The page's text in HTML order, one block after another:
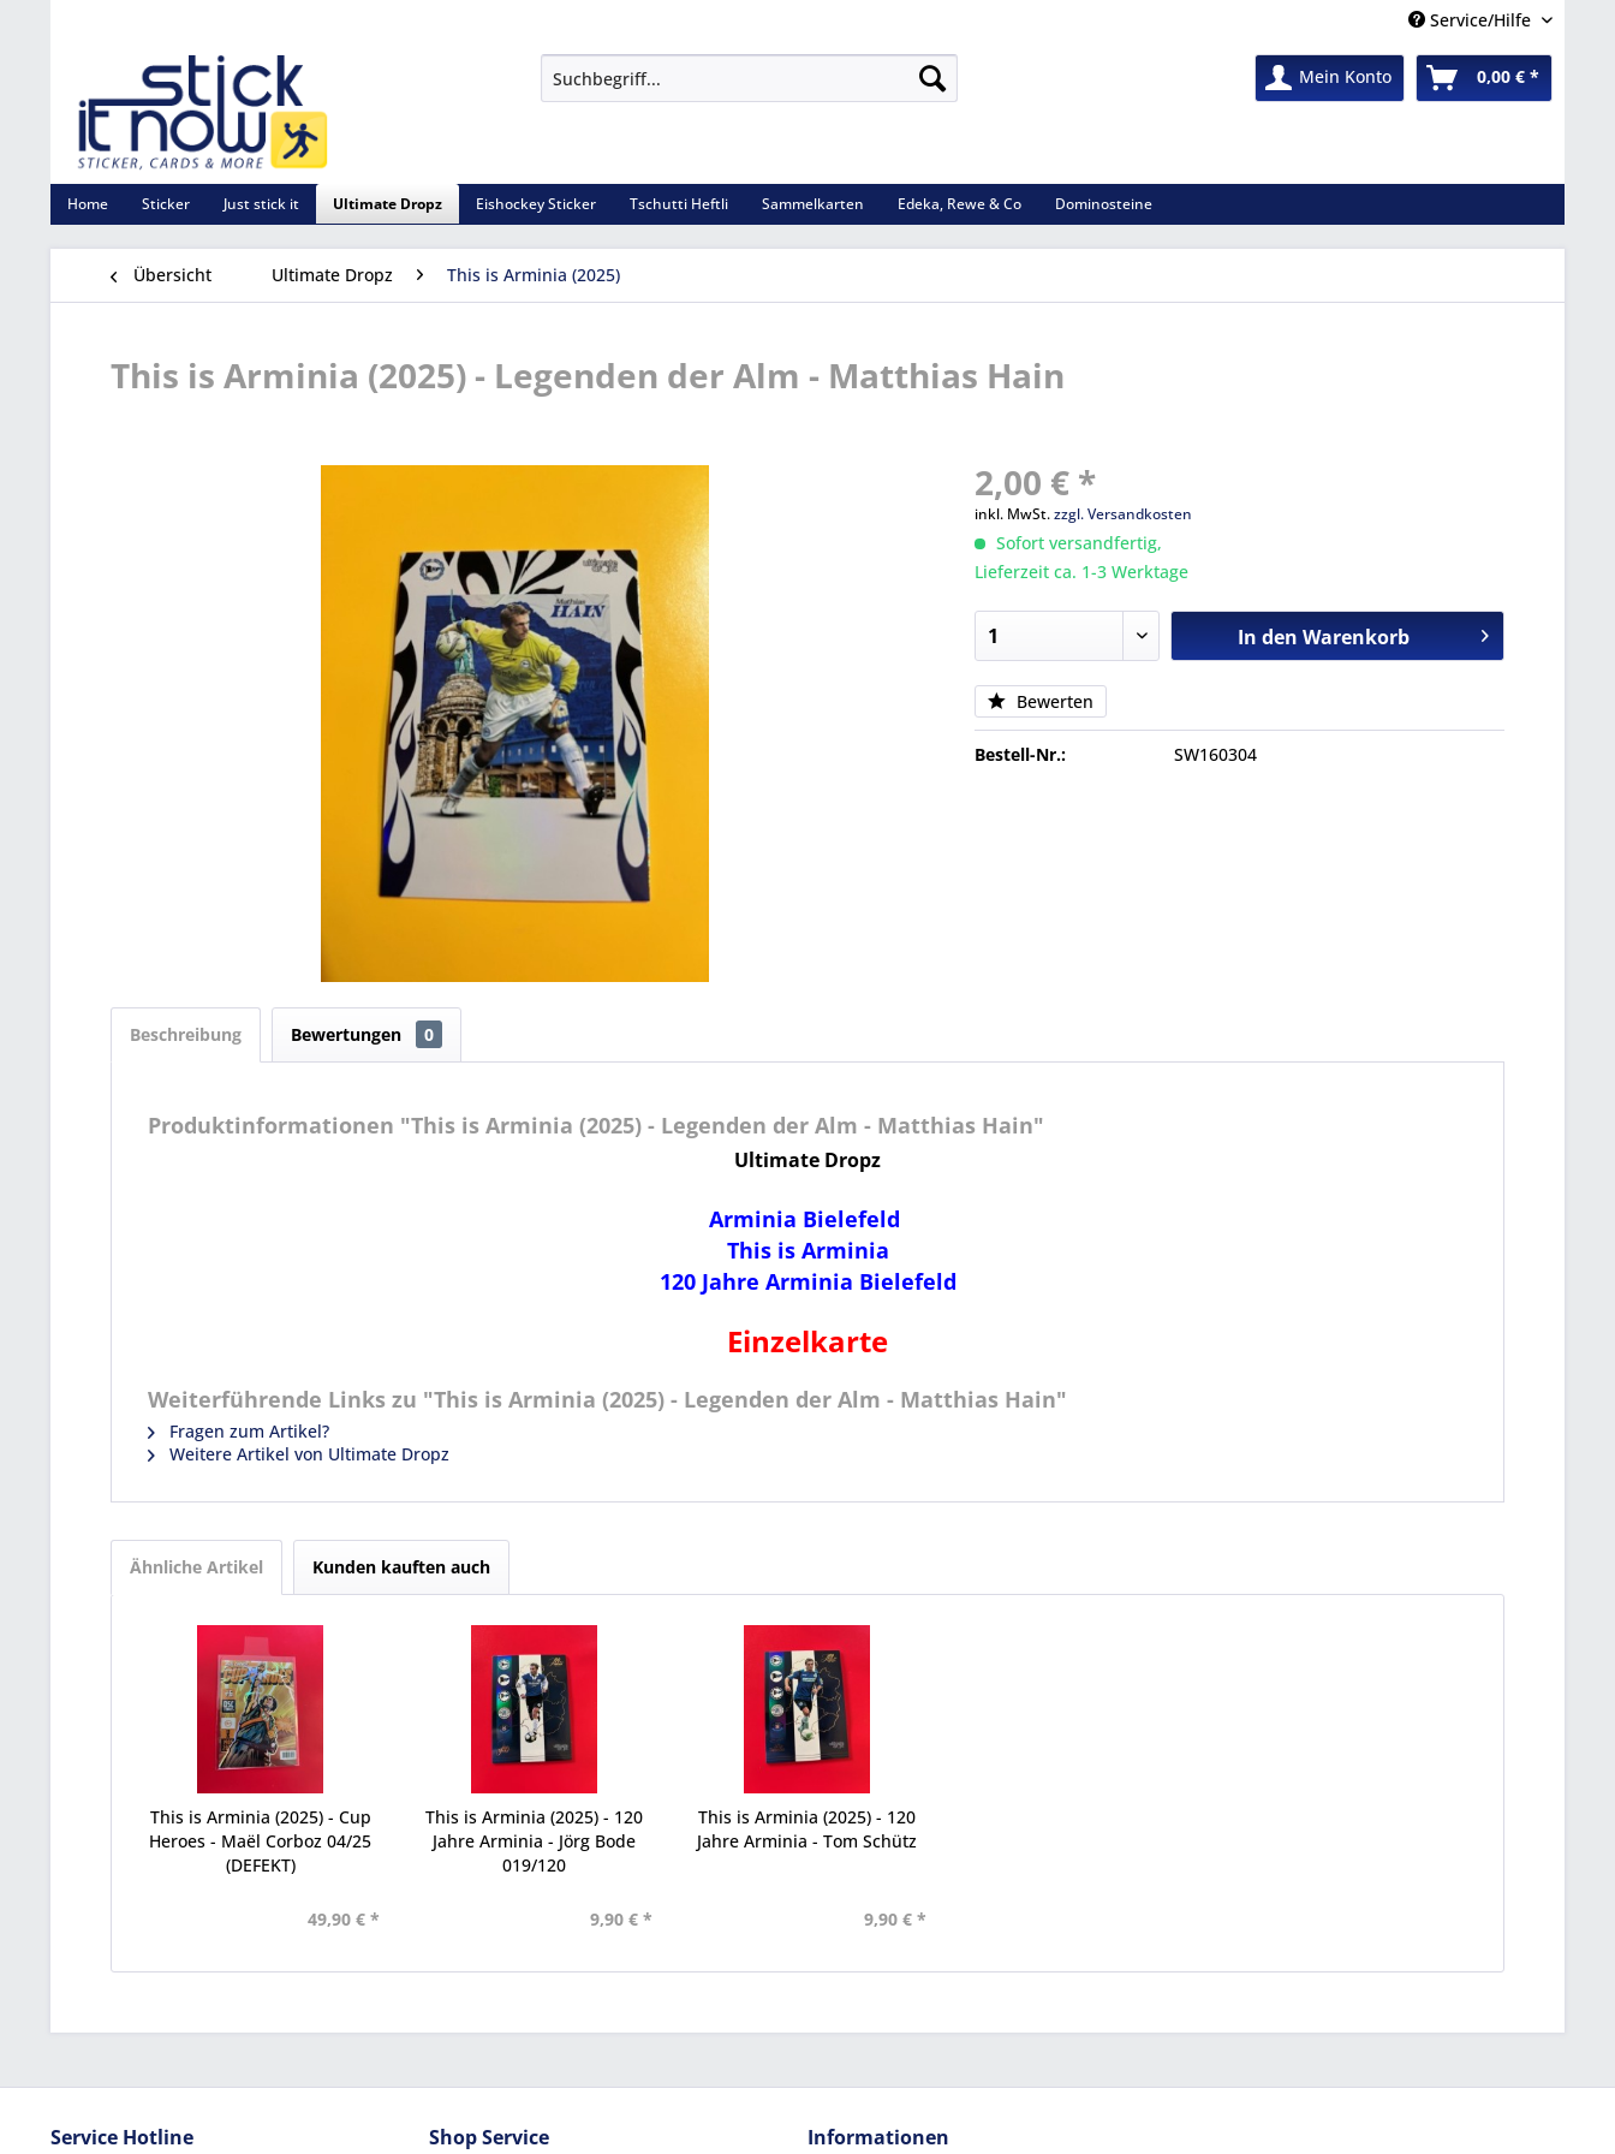
Service/Hilfe
Mein Konto 0,00 € *
Home Sticker Just stick it Ultimate Dropz Eishockey Sticker Tschutti Heftli Sammelkarten Edeka, Rewe & Co Dominosteine
Übersicht Ultimate Dropz This is Arminia (2025)
This is Arminia (2025) - Legenden der Alm - Matthias Hain
2,00 € *
inkl. MwSt.zzgl. Versandkosten
Sofort versandfertig,
Lieferzeit ca. 1-3 Werktage
In den Warenkorb
Bewerten
Bestell-Nr.: SW160304
Beschreibung Bewertungen 0
Produktinformationen "This is Arminia (2025) - Legenden der Alm - Matthias Hain"
Ultimate Dropz
Arminia Bielefeld
This is Arminia
120 Jahre Arminia Bielefeld
Einzelkarte
Weiterführende Links zu "This is Arminia (2025) - Legenden der Alm - Matthias Hain"
Fragen zum Artikel?
Weitere Artikel von Ultimate Dropz
Ähnliche Artikel Kunden kauften auch
This is Arminia (2025) - Cup
Heroes - Maël Corboz 04/25
(DEFEKT)
49,90 € *
This is Arminia (2025) - 120
Jahre Arminia - Jörg Bode
019/120
9,90 € *
This is Arminia (2025) - 120
Jahre Arminia - Tom Schütz
9,90 € *
Service Hotline Shop Service Informationen